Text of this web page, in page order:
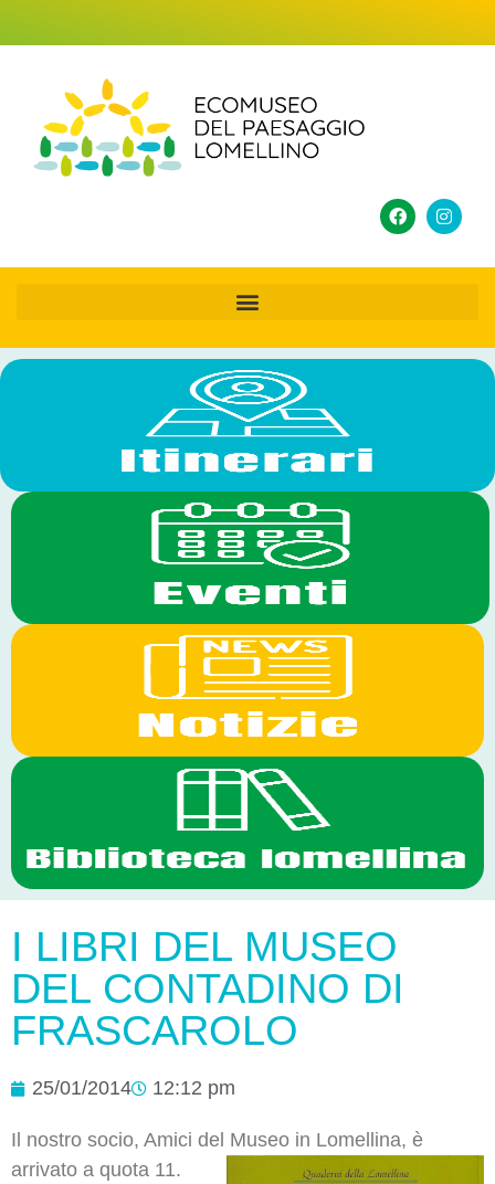
I LIBRI DEL MUSEO
DEL CONTADINO DI
FRASCAROLO
25/01/2014 12:12 pm
Il nostro socio, Amici del Museo in Lomellina, è
arrivato a quota 11.